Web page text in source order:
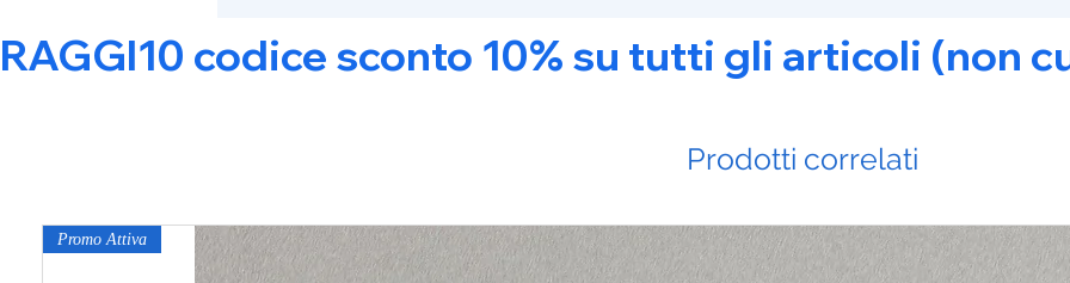
RAGGI10 codice sconto 10% su tutti gli articoli (non
Prodotti correlati
Promo Attiva